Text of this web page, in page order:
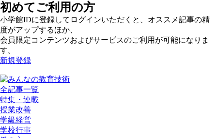
初めてご利用の方
小学館IDに登録してログインいただくと、オススメ記事の精
度がアップするほか、
会員限定コンテンツおよびサービスのご利用が可能になりま
す。
新規登録
全記事一覧
特集・連載
授業改善
学級経営
学校行事